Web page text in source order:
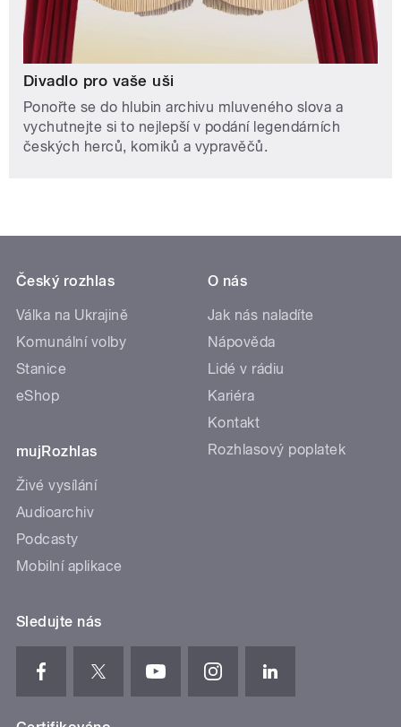
Divadlo pro vaše uši
Ponořte se do hlubin archivu mluveného slova a
vychutnejte si to nejlepší v podání legendárních
českých herců, komiků a vypravěčů.
Český rozhlas
Válka na Ukrajině
Komunální volby
Stanice
eShop
mujRozhlas
Živé vysílání
Audioarchiv
Podcasty
Mobilní aplikace
O nás
Jak nás naladíte
Nápověda
Lidé v rádiu
Kariéra
Kontakt
Rozhlasový poplatek
Sledujte nás